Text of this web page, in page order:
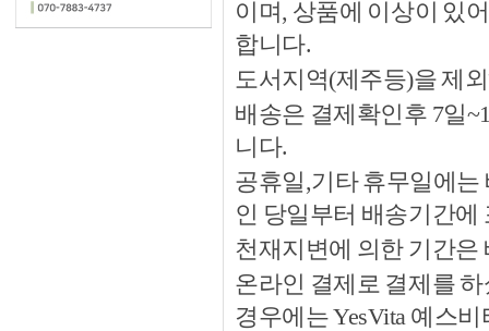
이며, 상품에 이상이 있
합니다.
도서지역(제주등)을 제
배송은 결제확인후 7일
니다.
공휴일,기타 휴무일에
인 당일부터 배송기간에
천재지변에 의한 기간
온라인 결제로 결제를
경우에는 YesVita 예스